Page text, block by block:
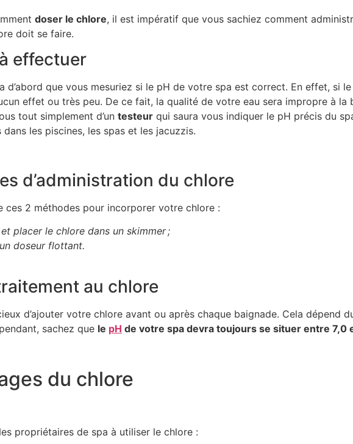
doser le chlore, il est impératif que vous sachiez comment
doit se faire.
effectuer
d’abord que vous mesuriez si le pH de votre spa est correct. En effet, si le
effet ou très peu. De ce fait, la qualité de votre eau sera impropre à la
tout simplement d’un testeur qui saura vous indiquer le pH précis du
les piscines, les spas et les jacuzzis.
d’administration du chlore
ces 2 méthodes pour incorporer votre chlore :
placer le chlore dans un skimmer ;
doseur flottant.
au chlore
d’ajouter votre chlore avant ou après chaque baignade. Cela dépend
sachez que le pH de votre spa devra toujours se situer entre 7,0
du chlore
propriétaires de spa à utiliser le chlore :